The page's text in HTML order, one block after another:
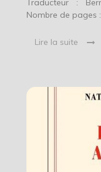
Traducteur :
Nombre de pages
Lire la suite